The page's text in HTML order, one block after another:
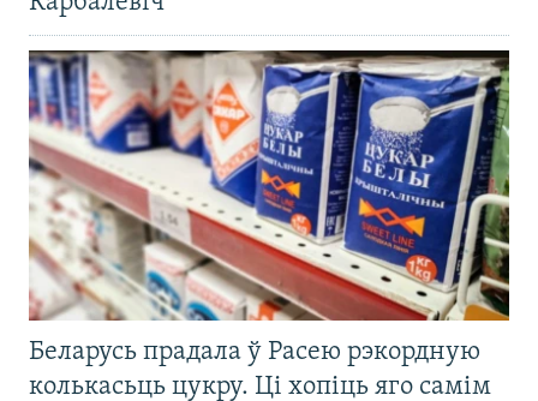
Беларусь прадала ў Расею рэкордную
колькасьць цукру. Ці хопіць яго самім